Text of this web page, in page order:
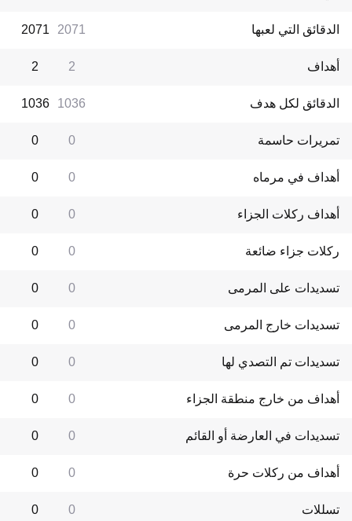
الدقائق التي لعبها 2071
2071
أهداف 2
2
الدقائق لكل هدف 1036
1036
تمريرات حاسمة 0
0
أهداف في مرماه 0
0
أهداف ركلات الجزاء 0
0
ركلات جزاء ضائعة 0
0
تسديدات على المرمى 0
0
تسديدات خارج المرمى 0
0
تسديدات تم التصدي لها 0
0
أهداف من خارج منطقة الجزاء 0
0
تسديدات في العارضة أو القائم 0
0
أهداف من ركلات حرة 0
0
تسللات 0
0